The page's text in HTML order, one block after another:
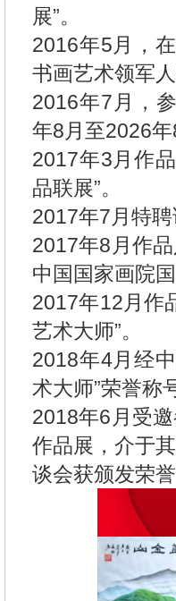
展”。
2016年5月，
书画艺术领军人
2016年7月，
年8月至2026
2017年3月作
品联展”。
2017年7月特
2017年8月作
中国国家画院
2017年12月作
艺术大师”。
2018年4月经
术大师”荣誉称
2018年6月受
作品展，介于
谈会获颁发荣誉